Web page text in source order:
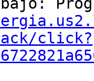
click?